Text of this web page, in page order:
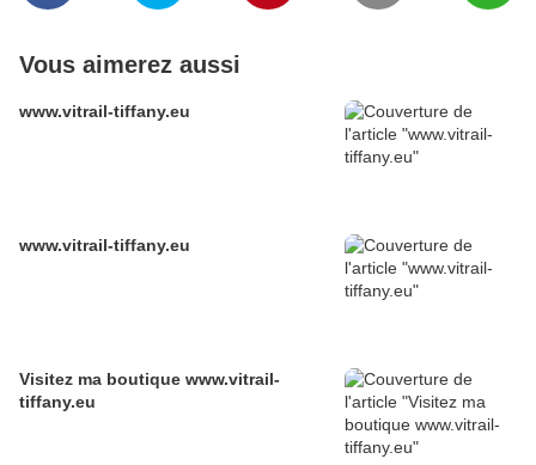
Vous aimerez aussi
www.vitrail-tiffany.eu
www.vitrail-tiffany.eu
Visitez ma boutique www.vitrail-
tiffany.eu